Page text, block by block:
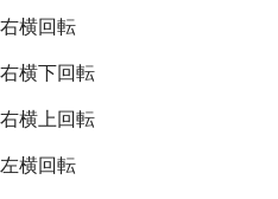
右横回転
右横下回転
右横上回転
左横回転